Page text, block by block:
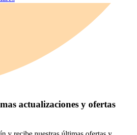
actualizaciones y ofertas